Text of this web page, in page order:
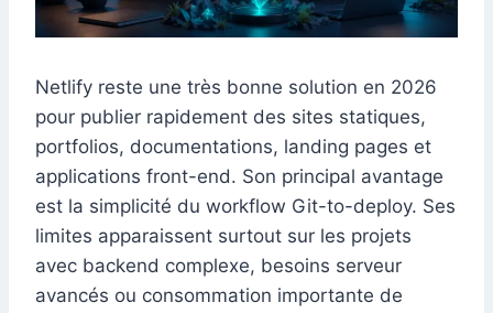
Netlify reste une très bonne solution en 2026
pour publier rapidement des sites statiques,
portfolios, documentations, landing pages et
applications front-end. Son principal avantage
est la simplicité du workflow Git-to-deploy. Ses
limites apparaissent surtout sur les projets
avec backend complexe, besoins serveur
avancés ou consommation importante de